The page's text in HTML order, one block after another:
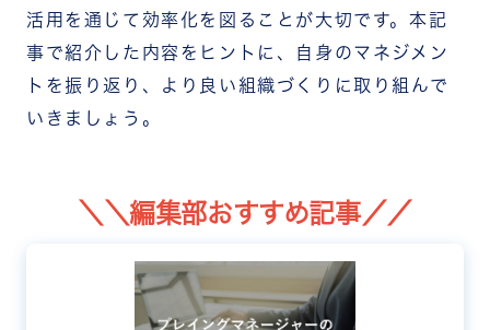
活用を通じて効率化を図ることが大切です。本記
事で紹介した内容をヒントに、自身のマネジメン
トを振り返り、より良い組織づくりに取り組んで
いきましょう。
＼＼編集部おすすめ記事／／